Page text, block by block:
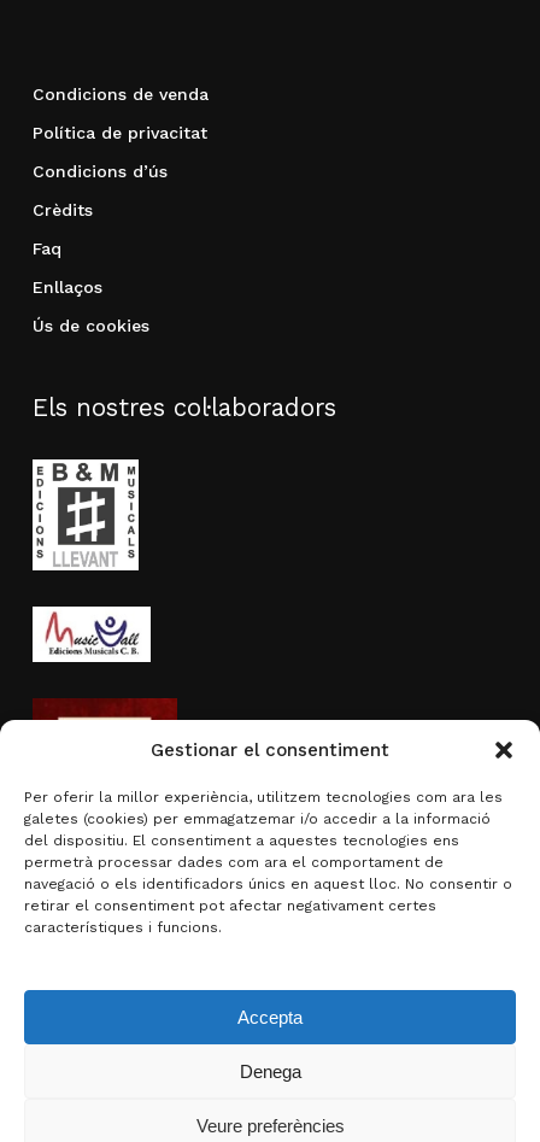
Gestionar el consentiment
Per oferir la millor experiència, utilitzem tecnologies com ara les
galetes (cookies) per emmagatzemar i/o accedir a la informació
del dispositiu. El consentiment a aquestes tecnologies ens
permetrà processar dades com ara el comportament de
navegació o els identificadors únics en aquest lloc. No consentir o
retirar el consentiment pot afectar negativament certes
característiques i funcions.
Accepta
Denega
Veure preferències
Visualitza la cistella Finalitza la compra
Condicions de venda
Política de privacitat
Condicions d’ús
Crèdits
Faq
Enllaços
Ús de cookies
Els nostres col·laboradors
Activitat subvencionada per
© 2026 Brotons & Mercadal.